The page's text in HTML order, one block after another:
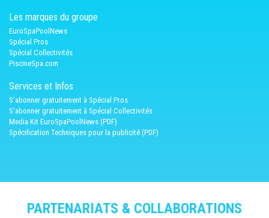
Les marques du groupe
EuroSpaPoolNews
Spécial Pros
Spécial Collectivités
PiscineSpa.com
Services et Infos
S'abonner gratuitement à Spécial Pros
S'abonner gratuitement à Spécial Collectivités
Media Kit EuroSpaPoolNews (PDF)
Spécification Techniques pour la publicité (PDF)
PARTENARIATS & COLLABORATIONS